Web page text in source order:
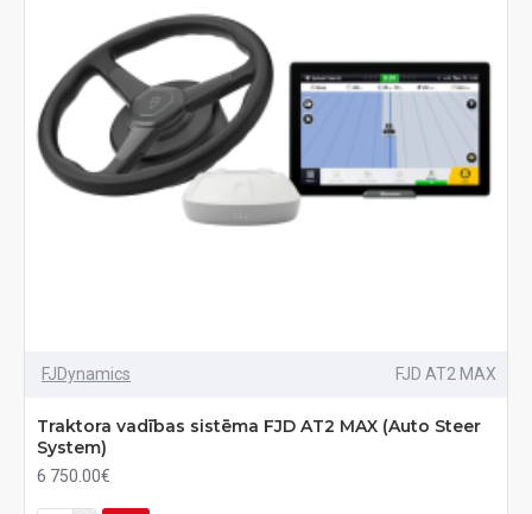
FJDynamics FJD AT2 MAX
Traktora vadības sistēma FJD AT2 MAX (Auto Steer
System)
6 750.00€